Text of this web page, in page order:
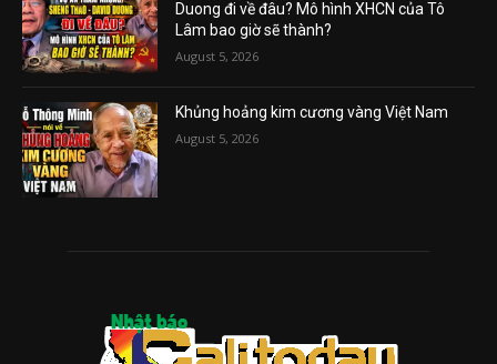
Duong đi về đâu? Mô hình XHCN của Tô
Lâm bao giờ sẽ thành?
August 5, 2026
Khủng hoảng kim cương vàng Việt Nam
August 5, 2026